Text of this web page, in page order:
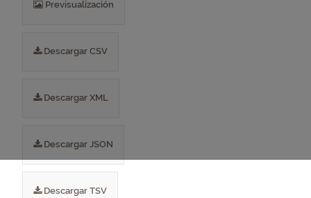
Previsualización
Descargar CSV
Descargar XML
Descargar JSON
Descargar TSV